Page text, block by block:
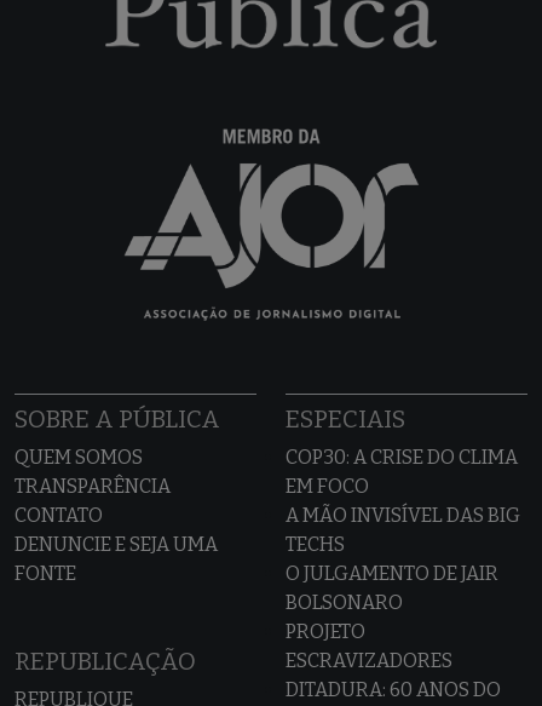
SOBRE A PÚBLICA
QUEM SOMOS
TRANSPARÊNCIA
CONTATO
DENUNCIE E SEJA UMA
FONTE
REPUBLICAÇÃO
REPUBLIQUE
ESPECIAIS
COP30: A CRISE DO CLIMA
EM FOCO
A MÃO INVISÍVEL DAS BIG
TECHS
O JULGAMENTO DE JAIR
BOLSONARO
PROJETO
ESCRAVIZADORES
DITADURA: 60 ANOS DO